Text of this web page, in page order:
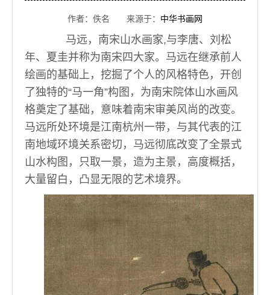
作者：佚名 来源于： 中华书画网
马远，南宋山水画家,与李唐、刘松
年、夏圭并称为南宋四大家。马远在继承前人
绘画的基础上，挖掘了个人的风格特色，开创
了独特的“马一角”构图，为南宋院体山水画风
格奠定了基础，意味着南宋审美风尚的改变。
马远所处环境是江南杭州一带，与其代表的江
南地域环境关系密切，马远彻底改变了全景式
山水构图，只取一景，造为主景，高度概括，
大量留白，凸显无限的艺术境界。